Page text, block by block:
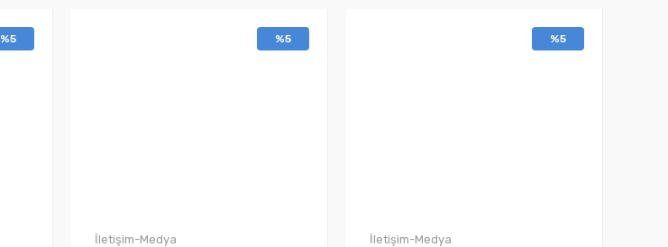
%5 %5
İletişim-Medya
%5
İletişim-Medya